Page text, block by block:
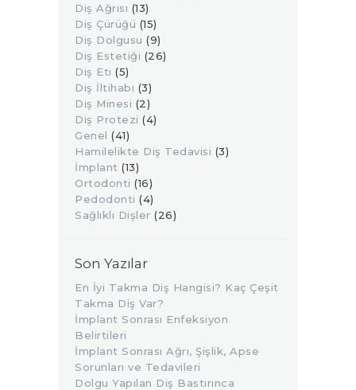
Diş Ağrısı (13)
Diş Çürüğü (15)
Diş Dolgusu (9)
Diş Estetiği (26)
Diş Eti (5)
Diş İltihabı (3)
Diş Minesi (2)
Diş Protezi (4)
Genel (41)
Hamilelikte Diş Tedavisi (3)
İmplant (13)
Ortodonti (16)
Pedodonti (4)
Sağlıklı Dişler (26)
Son Yazılar
En İyi Takma Diş Hangisi? Kaç Çeşit
Takma Diş Var?
İmplant Sonrası Enfeksiyon
Belirtileri
İmplant Sonrası Ağrı, Şişlik, Apse
Sorunları ve Tedavileri
Dolgu Yapılan Diş Bastırınca